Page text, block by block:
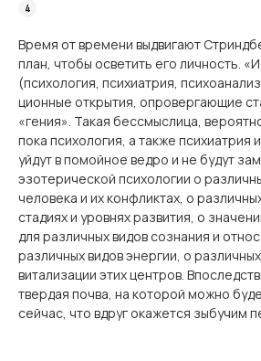
Время от времени выдвигают
план, чтобы осветить его личность.
(психология, психиатрия,
ционные открытия, опровергающие
«гения». Такая бессмыслица,
пока психология, а также психиатрия
уйдут в помойное ведро и не будут
эзотерической психологии о
человека и их конфликтах, о
стадиях и уровнях развития, о
для различных видов сознания и
различных видов энергии, о
витализации этих центров.
твердая почва, на которой можно
сейчас, что вдруг окажется зыбучим